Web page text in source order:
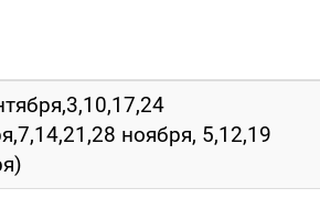
ноября, 5,12,19